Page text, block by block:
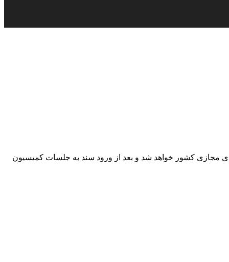
مجازی کشور خواهد شد و بعد از ورود سند به جلسات کمیسیون